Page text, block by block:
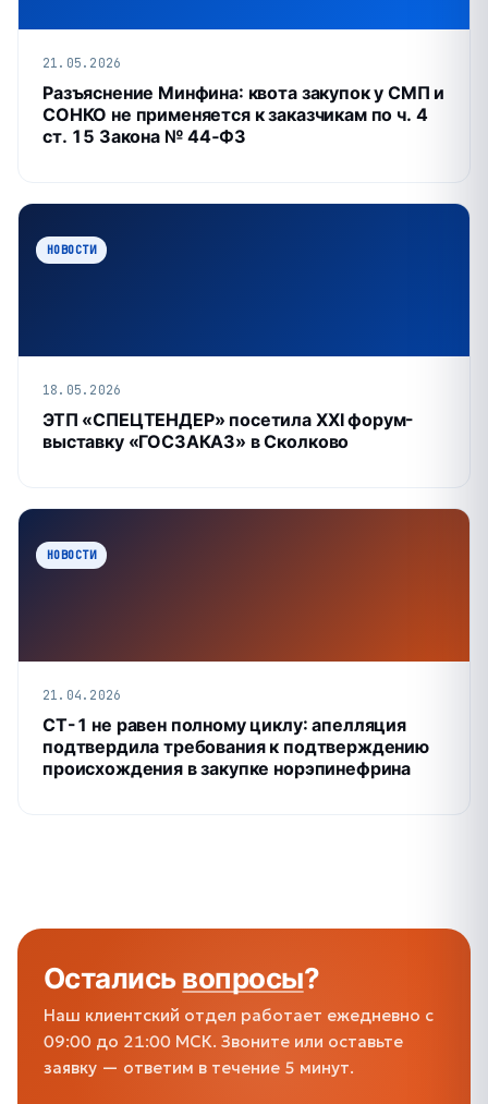
21.05.2026
Разъяснение Минфина: квота закупок у СМП и
СОНКО не применяется к заказчикам по ч. 4
ст. 15 Закона № 44‑ФЗ
НОВОСТИ
18.05.2026
ЭТП «СПЕЦТЕНДЕР» посетила XXI форум-
выставку «ГОСЗАКАЗ» в Сколково
НОВОСТИ
21.04.2026
СТ-1 не равен полному циклу: апелляция
подтвердила требования к подтверждению
происхождения в закупке норэпинефрина
Осталисьвопросы?
Наш клиентский отдел работает ежедневно с
09:00 до 21:00 МСК. Звоните или оставьте
заявку — ответим в течение 5 минут.